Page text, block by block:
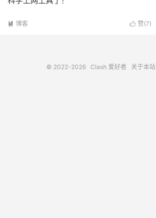
 赞(7)
 博客
© 2022-2026 Clash 爱好者 关于本站